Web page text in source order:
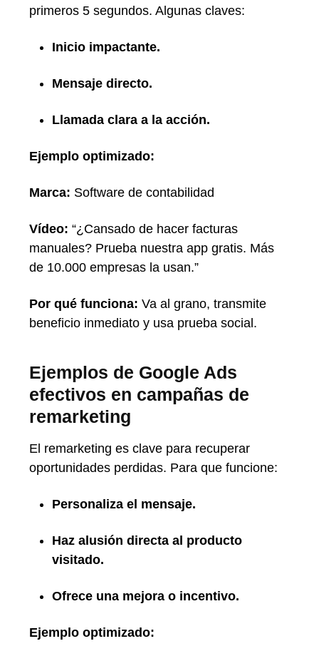
primeros 5 segundos. Algunas claves:
Inicio impactante.
Mensaje directo.
Llamada clara a la acción.
Ejemplo optimizado:
Marca: Software de contabilidad
Vídeo: “¿Cansado de hacer facturas
manuales? Prueba nuestra app gratis. Más
de 10.000 empresas la usan.”
Por qué funciona: Va al grano, transmite
beneficio inmediato y usa prueba social.
Ejemplos de Google Ads
efectivos en campañas de
remarketing
El remarketing es clave para recuperar
oportunidades perdidas. Para que funcione:
Personaliza el mensaje.
Haz alusión directa al producto
visitado.
Ofrece una mejora o incentivo.
Ejemplo optimizado: